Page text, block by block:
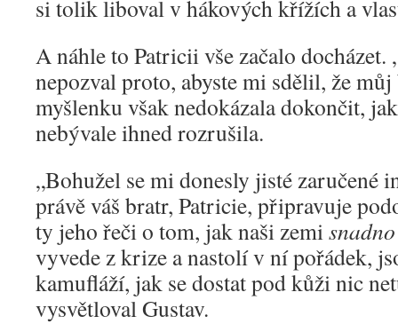
si tolik liboval v hákových křížích a
A náhle to Patricii vše začalo docházet.
nepozval proto, abyste mi sdělil, že
myšlenku však nedokázala dokončit,
nebývale ihned rozrušila.
„Bohužel se mi donesly jisté zaručené
právě váš bratr, Patricie, připravuje
ty jeho řeči o tom, jak naši zemi
vyvede z krize a nastolí v ní pořádek,
kamufláží, jak se dostat pod kůži nic
vysvětloval Gustav.